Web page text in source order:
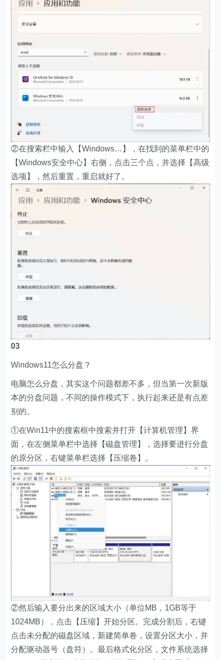
②在搜索栏中输入【Windows…】，在找到的菜单栏中的
【Windows安全中心】右侧，点击三个点，并选择【高级
选项】，然后重置，重启就好了。
03
Windows11怎么分盘？
电脑怎么分盘，其实这个问题都差不多，但当第一次新版
本的分盘问题，不同的操作模式下，执行起来还是有点差
别的。
①在Win11中的搜索框中搜索并打开【计算机管理】界
面，在左侧菜单栏中选择【磁盘管理】，选择要进行分盘
的原分区，右键菜单栏选择【压缩卷】。
②然后输入要分出来的区域大小（单位MB，1GB等于
1024MB），点击【压缩】开始分区。完成分割后，右键
点击未分配的磁盘区域，新建简单卷，设置分区大小，并
分配驱动器号（盘符）。最后格式化分区，文件系统选择